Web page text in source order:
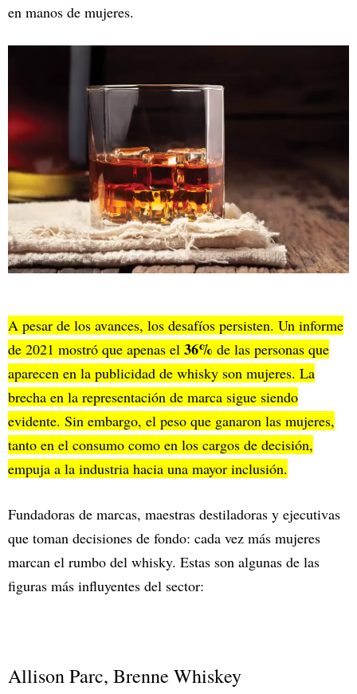
en manos de mujeres.
A pesar de los avances, los desafíos persisten. Un informe
de 2021 mostró que apenas el 36% de las personas que
aparecen en la publicidad de whisky son mujeres. La
brecha en la representación de marca sigue siendo
evidente. Sin embargo, el peso que ganaron las mujeres,
tanto en el consumo como en los cargos de decisión,
empuja a la industria hacia una mayor inclusión.
Fundadoras de marcas, maestras destiladoras y ejecutivas
que toman decisiones de fondo: cada vez más mujeres
marcan el rumbo del whisky. Estas son algunas de las
figuras más influyentes del sector:
Allison Parc, Brenne Whiskey